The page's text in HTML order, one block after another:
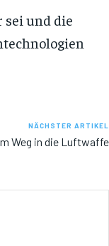
sei und die
NÄCHSTER ARTIKEL
Weg in die Luftwaffe